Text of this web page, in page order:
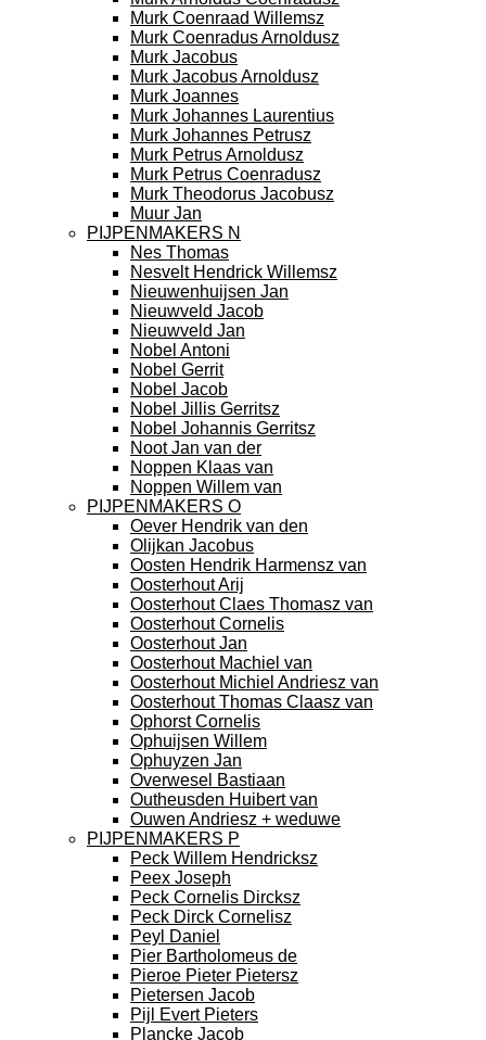
Murk Coenraad Willemsz
Murk Coenradus Arnoldusz
Murk Jacobus
Murk Jacobus Arnoldusz
Murk Joannes
Murk Johannes Laurentius
Murk Johannes Petrusz
Murk Petrus Arnoldusz
Murk Petrus Coenradusz
Murk Theodorus Jacobusz
Muur Jan
PIJPENMAKERS N
Nes Thomas
Nesvelt Hendrick Willemsz
Nieuwenhuijsen Jan
Nieuwveld Jacob
Nieuwveld Jan
Nobel Antoni
Nobel Gerrit
Nobel Jacob
Nobel Jillis Gerritsz
Nobel Johannis Gerritsz
Noot Jan van der
Noppen Klaas van
Noppen Willem van
PIJPENMAKERS O
Oever Hendrik van den
Olijkan Jacobus
Oosten Hendrik Harmensz van
Oosterhout Arij
Oosterhout Claes Thomasz van
Oosterhout Cornelis
Oosterhout Jan
Oosterhout Machiel van
Oosterhout Michiel Andriesz van
Oosterhout Thomas Claasz van
Ophorst Cornelis
Ophuijsen Willem
Ophuyzen Jan
Overwesel Bastiaan
Outheusden Huibert van
Ouwen Andriesz + weduwe
PIJPENMAKERS P
Peck Willem Hendricksz
Peex Joseph
Peck Cornelis Dircksz
Peck Dirck Cornelisz
Peyl Daniel
Pier Bartholomeus de
Pieroe Pieter Pietersz
Pietersen Jacob
Pijl Evert Pieters
Plancke Jacob